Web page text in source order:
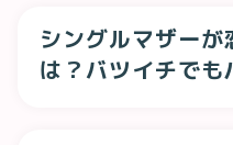
シングルマザー
は？バツイチで